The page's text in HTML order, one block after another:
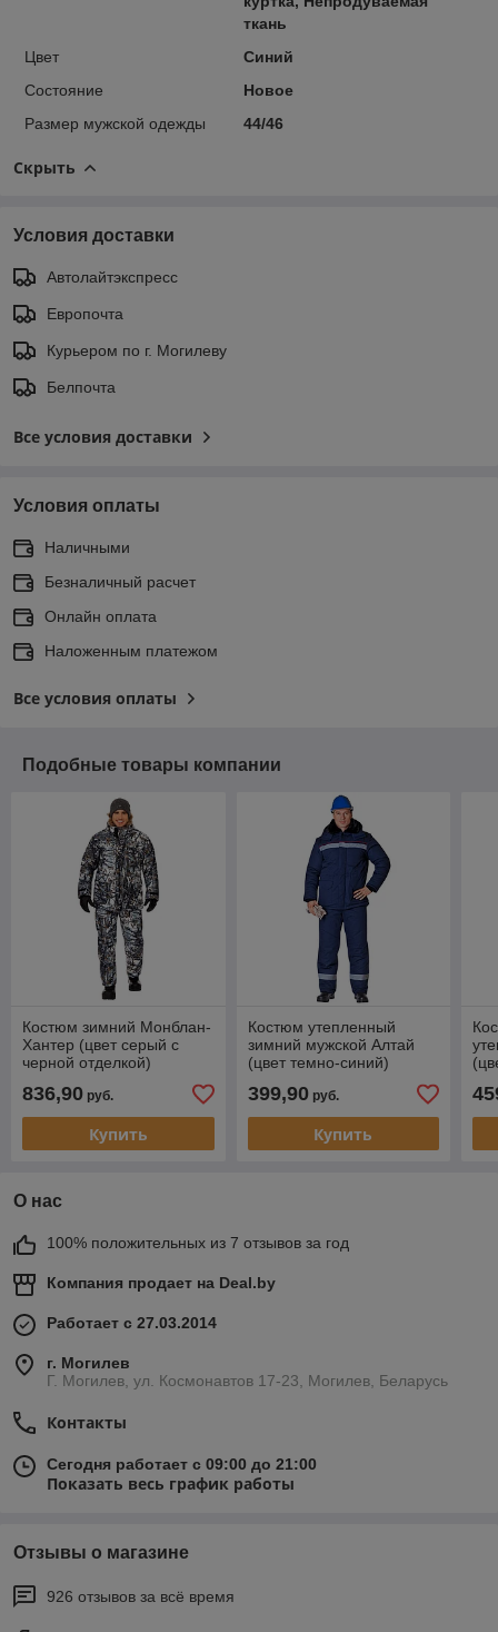
ткань
Цвет
Синий
Состояние
Новое
Размер мужской одежды
44/46
Скрыть
Условия доставки
Автолайтэкспресс
Европочта
Курьером по г. Могилеву
Белпочта
Все условия доставки
Условия оплаты
Наличными
Безналичный расчет
Онлайн оплата
Наложенным платежом
Все условия оплаты
Подобные товары компании
Костюм зимний Монблан-
Хантер (цвет серый с
черной отделкой)
836,90 руб.
Купить
Костюм утепленный
зимний мужской Алтай
(цвет темно-синий)
399,90руб.
Купить
О нас
100% положительных из 7 отзывов за год
Компания продает на Deal.by
Работает с 27.03.2014
г. Могилев
Г. Могилев, ул. Космонавтов 17-23, Могилев, Беларусь
Контакты
Сегодня работает с 09:00 до 21:00
Показать весь график работы
Отзывы о магазине
926 отзывов за всё время